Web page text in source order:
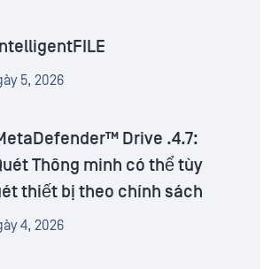
5, 2026
Drive .4.7:
Thông minh có thể tùy
thiết bị theo chính sách
4, 2026